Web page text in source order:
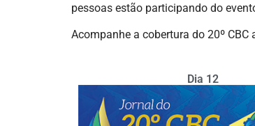
pessoas estão participando do
Acompanhe a cobertura do 20º
Dia 12